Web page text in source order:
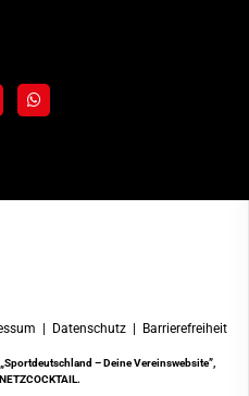
| Datenschutz | Barrierefreiheit
„Sportdeutschland – Deine Vereinswebsite”,